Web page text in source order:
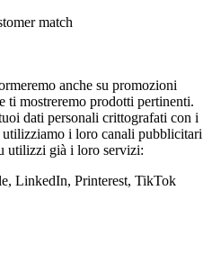
match
anche su promozioni
ti mostreremo prodotti pertinenti.
dati personali crittografati con i
i loro canali pubblicitari
utilizzi già i loro servizi:
LinkedIn, Printerest, TikTok